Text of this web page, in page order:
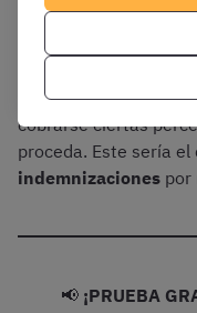
No obstante, tened
cobrarse ciertas
proceda. Este sería el
indemnizaciones por
📢 ¡PRUEBA